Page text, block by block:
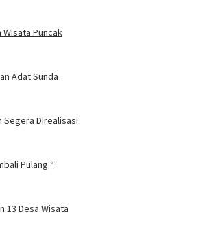
Puncak
Adat Sunda
Segera Direalisasi
Pulang “
13 Desa Wisata